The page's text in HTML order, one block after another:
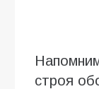
строя